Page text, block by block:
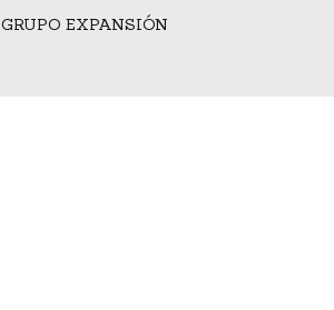
GRUPO EXPANSIÓN